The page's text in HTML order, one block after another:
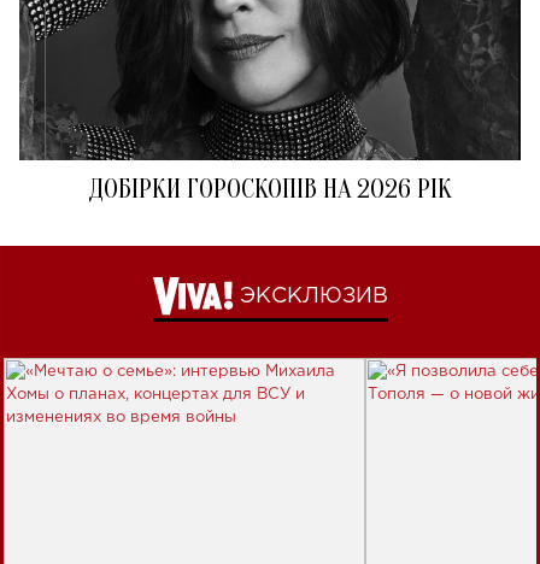
ДОБІРКИ ГОРОСКОПІВ НА 2026 РІК
ЭКСКЛЮЗИВ